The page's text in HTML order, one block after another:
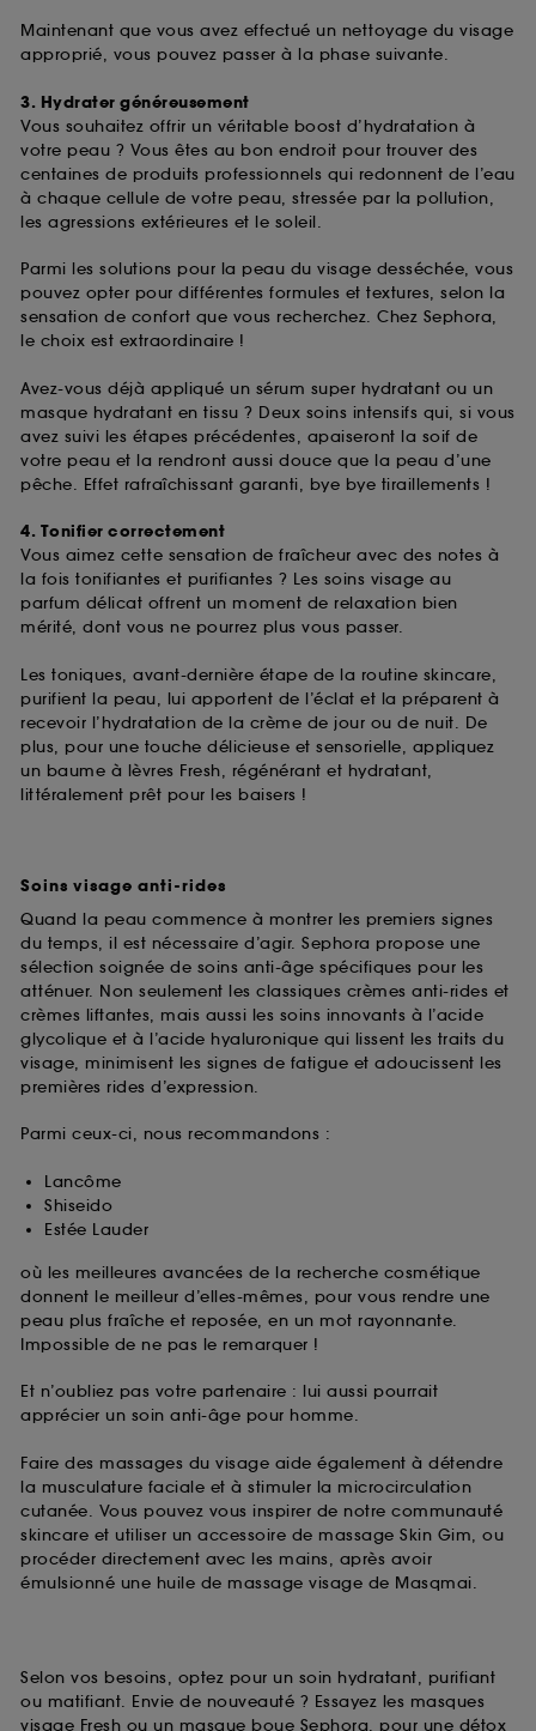
Maintenant que vous avez effectué un nettoyage du visage
approprié, vous pouvez passer à la phase suivante.
3. Hydrater généreusement
Vous souhaitez offrir un véritable boost d’hydratation à
votre peau ? Vous êtes au bon endroit pour trouver des
centaines de produits professionnels qui redonnent de l’eau
à chaque cellule de votre peau, stressée par la pollution,
les agressions extérieures et le soleil.
Parmi les solutions pour la peau du visage desséchée, vous
pouvez opter pour différentes formules et textures, selon la
sensation de confort que vous recherchez. Chez Sephora,
le choix est extraordinaire !
Avez-vous déjà appliqué un sérum super hydratant ou un
masque hydratant en tissu ? Deux soins intensifs qui, si vous
avez suivi les étapes précédentes, apaiseront la soif de
votre peau et la rendront aussi douce que la peau d’une
pêche. Effet rafraîchissant garanti, bye bye tiraillements !
4. Tonifier correctement
Vous aimez cette sensation de fraîcheur avec des notes à
la fois tonifiantes et purifiantes ? Les soins visage au
parfum délicat offrent un moment de relaxation bien
mérité, dont vous ne pourrez plus vous passer.
Les toniques, avant-dernière étape de la routine skincare,
purifient la peau, lui apportent de l’éclat et la préparent à
recevoir l’hydratation de la crème de jour ou de nuit. De
plus, pour une touche délicieuse et sensorielle, appliquez
un baume à lèvres Fresh, régénérant et hydratant,
littéralement prêt pour les baisers !
Soins visage anti-rides
Quand la peau commence à montrer les premiers signes
du temps, il est nécessaire d’agir. Sephora propose une
sélection soignée de soins anti-âge spécifiques pour les
atténuer. Non seulement les classiques crèmes anti-rides et
crèmes liftantes, mais aussi les soins innovants à l’acide
glycolique et à l’acide hyaluronique qui lissent les traits du
visage, minimisent les signes de fatigue et adoucissent les
premières rides d’expression.
Parmi ceux-ci, nous recommandons :
Lancôme
Shiseido
Estée Lauder
où les meilleures avancées de la recherche cosmétique
donnent le meilleur d’elles-mêmes, pour vous rendre une
peau plus fraîche et reposée, en un mot rayonnante.
Impossible de ne pas le remarquer !
Et n’oubliez pas votre partenaire : lui aussi pourrait
apprécier un soin anti-âge pour homme.
Faire des massages du visage aide également à détendre
la musculature faciale et à stimuler la microcirculation
cutanée. Vous pouvez vous inspirer de notre communauté
skincare et utiliser un accessoire de massage Skin Gim, ou
procéder directement avec les mains, après avoir
émulsionné une huile de massage visage de Masqmai.
Selon vos besoins, optez pour un soin hydratant, purifiant
ou matifiant. Envie de nouveauté ? Essayez les masques
visage Fresh ou un masque boue Sephora, pour une détox